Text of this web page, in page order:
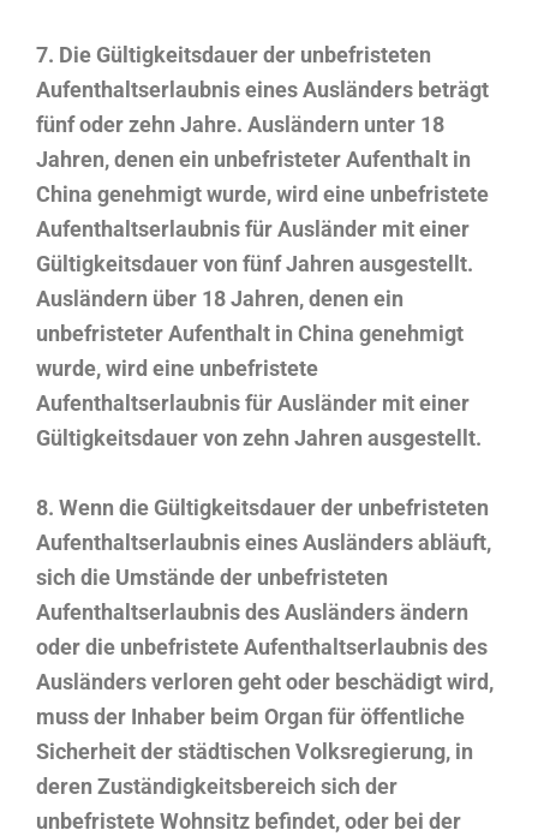
7. Die Gültigkeitsdauer der unbefristeten
Aufenthaltserlaubnis eines Ausländers beträgt
fünf oder zehn Jahre. Ausländern unter 18
Jahren, denen ein unbefristeter Aufenthalt in
China genehmigt wurde, wird eine unbefristete
Aufenthaltserlaubnis für Ausländer mit einer
Gültigkeitsdauer von fünf Jahren ausgestellt.
Ausländern über 18 Jahren, denen ein
unbefristeter Aufenthalt in China genehmigt
wurde, wird eine unbefristete
Aufenthaltserlaubnis für Ausländer mit einer
Gültigkeitsdauer von zehn Jahren ausgestellt.
8. Wenn die Gültigkeitsdauer der unbefristeten
Aufenthaltserlaubnis eines Ausländers abläuft,
sich die Umstände der unbefristeten
Aufenthaltserlaubnis des Ausländers ändern
oder die unbefristete Aufenthaltserlaubnis des
Ausländers verloren geht oder beschädigt wird,
muss der Inhaber beim Organ für öffentliche
Sicherheit der städtischen Volksregierung, in
deren Zuständigkeitsbereich sich der
unbefristete Wohnsitz befindet, oder bei der